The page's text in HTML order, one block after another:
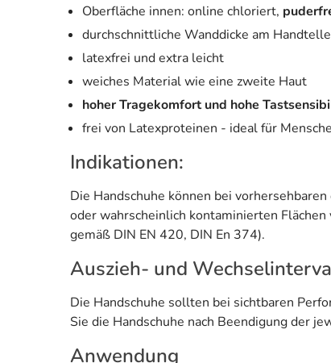
Oberfläche innen: online chloriert,
durchschnittliche Wanddicke am
latexfrei und extra leicht
weiches Material wie eine zweite Haut
hoher Tragekomfort und hohe
frei von Latexproteinen - ideal für
Indikationen:
Die Handschuhe können bei
oder wahrscheinlich kontaminierten
gemäß DIN EN 420, DIN En 374).
Auszieh- und
Die Handschuhe sollten bei sichtbaren
Sie die Handschuhe nach Beendigung der
Anwendung